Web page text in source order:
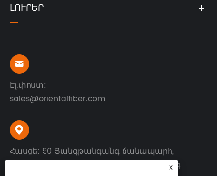
ԼՈՒՐԵՐ

Էլ.փոստ:
sales@orientalfiber.com

Հասցե: 90 Յանգթանգանգ ճանապարհ,
Տնտեսական զարգացման գոտի, Ջուրոնգ
X